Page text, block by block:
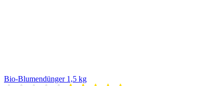
Bio-Blumendünger 1,5 kg